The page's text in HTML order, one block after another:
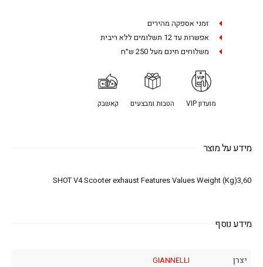
זמני אספקה מהירים
אפשרות עד 12 תשלומים ללא ריבית
משלוחים חינם מעל 250 ש״ח
מועדון VIP הטבות ומבצעים קאשבק
מידע על מוצר
SHOT V4 Scooter exhaust Features Values Weight (Kg)3,60
מידע נוסף
יצרן
GIANNELLI